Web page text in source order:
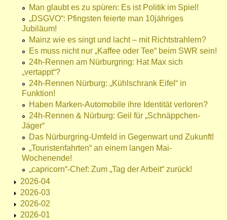
Man glaubt es zu spüren: Es ist Politik im Spiel!
„DSGVO“: Pfingsten feierte man 10jähriges
Jubiläum!
Mainz wie es singt und lacht – mit Richtstrahlern?
Es muss nicht nur „Kaffee oder Tee“ beim SWR sein!
24h-Rennen am Nürburgring: Hat Max sich
„vertappt“?
24h-Rennen Nürburg: „Kühlschrank Eifel“ in
Funktion!
Haben Marken-Automobile ihre Identität verloren?
24h-Rennen & Nürburg: Geil für „Schnäppchen-
Jäger“
Das Nürburgring-Umfeld in Gegenwart und Zukunft!
„Touristenfahrten“ an einem langen Mai-
Wochenende!
„capricorn“-Chef: Zum „Tag der Arbeit“ zurück!
2026-04
2026-03
2026-02
2026-01